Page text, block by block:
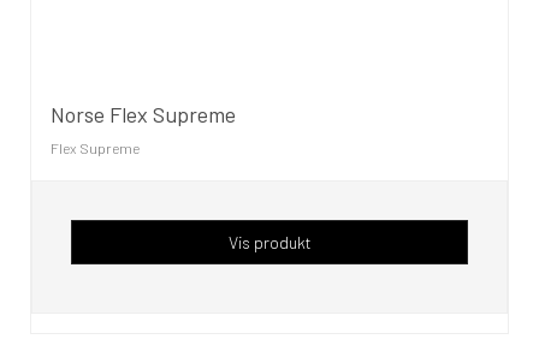
Norse Flex Supreme
Flex Supreme
Vis produkt